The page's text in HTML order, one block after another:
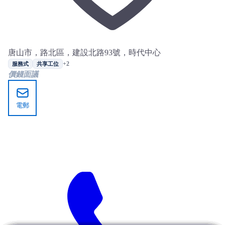
唐山市，路北區，建設北路93號，時代中心
服務式 共享工位 +2
價錢面議
電郵